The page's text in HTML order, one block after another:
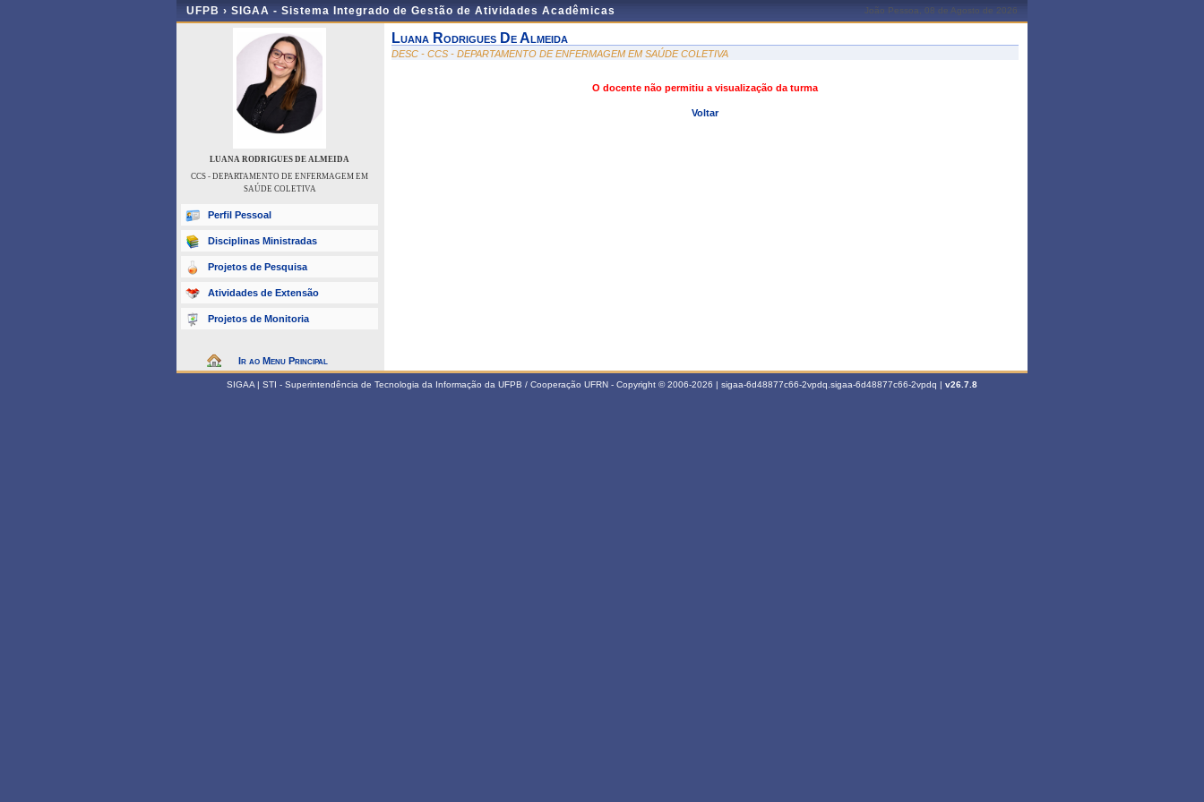
UFPB › SIGAA - Sistema Integrado de Gestão de Atividades Acadêmicas João Pessoa, 08 de Agosto de 2026
LUANA RODRIGUES DE ALMEIDA
CCS - DEPARTAMENTO DE ENFERMAGEM EM
SAÚDE COLETIVA
Perfil Pessoal
Disciplinas Ministradas
Projetos de Pesquisa
Atividades de Extensão
Projetos de Monitoria
Ir ao Menu Principal
Luana Rodrigues De Almeida
DESC - CCS - DEPARTAMENTO DE ENFERMAGEM EM SAÚDE COLETIVA
O docente não permitiu a visualização da turma
Voltar
SIGAA | STI - Superintendência de Tecnologia da Informação da UFPB / Cooperação UFRN - Copyright © 2006-2026 | sigaa-6d48877c66-2vpdq.sigaa-6d48877c66-2vpdq | v26.7.8